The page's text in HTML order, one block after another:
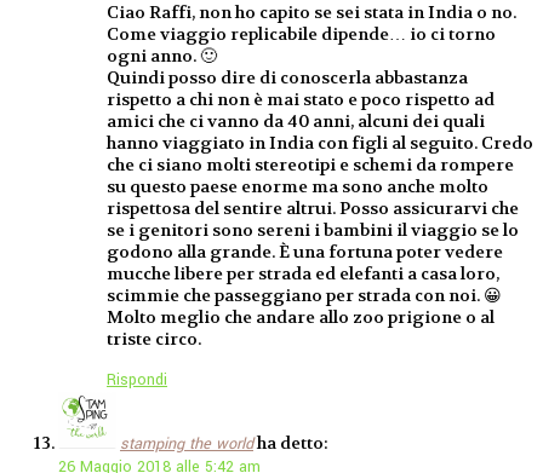
Ciao Raffi, non ho capito se sei stata in India o no.
Come viaggio replicabile dipende… io ci torno
ogni anno. 🙂
Quindi posso dire di conoscerla abbastanza
rispetto a chi non è mai stato e poco rispetto ad
amici che ci vanno da 40 anni, alcuni dei quali
hanno viaggiato in India con figli al seguito. Credo
che ci siano molti stereotipi e schemi da rompere
su questo paese enorme ma sono anche molto
rispettosa del sentire altrui. Posso assicurarvi che
se i genitori sono sereni i bambini il viaggio se lo
godono alla grande. È una fortuna poter vedere
mucche libere per strada ed elefanti a casa loro,
scimmie che passeggiano per strada con noi. 😀
Molto meglio che andare allo zoo prigione o al
triste circo.
Rispondi
stamping the worldha detto:
26 Maggio 2018 alle 5:42 am